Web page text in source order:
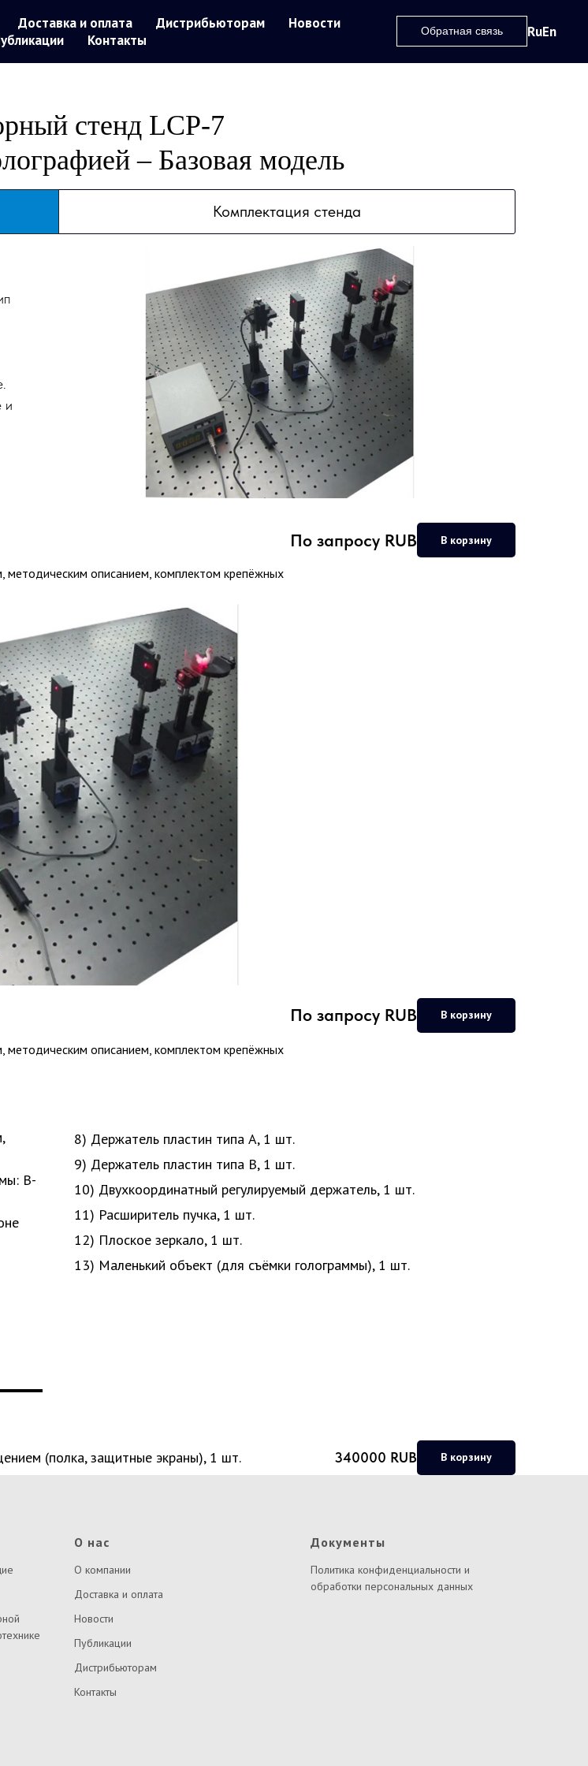
Доставка и оплата Дистрибьюторам
Новости
Контакты
Обратная связь RuEn
стенд LCP-7
– Базовая модель
Комплектация стенда
и
По запросу RUB В корзину
методическим описанием, комплектом крепёжных
По запросу RUB В корзину
методическим описанием, комплектом крепёжных
B-
8) Держатель пластин типа A, 1 шт.
9) Держатель пластин типа B, 1 шт.
10) Двухкоординатный регулируемый держатель, 1 шт.
11) Расширитель пучка, 1 шт.
12) Плоское зеркало, 1 шт.
13) Маленький объект (для съёмки голограммы), 1 шт.
(полка, защитные экраны), 1 шт. 340000 RUB В корзину
О нас
О компании
Доставка и оплата
Новости
Публикации
Дистрибьюторам
Контакты
Документы
Политика конфиденциальности и
обработки персональных данных